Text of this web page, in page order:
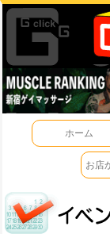
ホーム
お店